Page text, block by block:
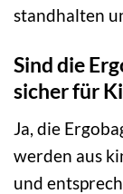
standhalten
Sind die
sicher für
Ja, die
werden aus
und